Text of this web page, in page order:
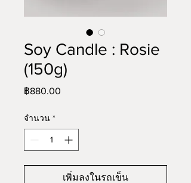
Soy Candle : Rosie
(150g)
฿880.00
จำนวน *
เพิ่มลงในรถเข็น